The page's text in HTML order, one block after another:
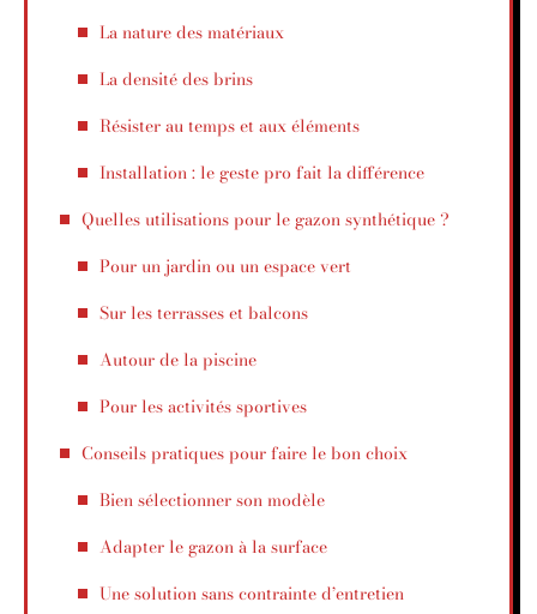
La nature des matériaux
La densité des brins
Résister au temps et aux éléments
Installation : le geste pro fait la différence
Quelles utilisations pour le gazon synthétique ?
Pour un jardin ou un espace vert
Sur les terrasses et balcons
Autour de la piscine
Pour les activités sportives
Conseils pratiques pour faire le bon choix
Bien sélectionner son modèle
Adapter le gazon à la surface
Une solution sans contrainte d’entretien